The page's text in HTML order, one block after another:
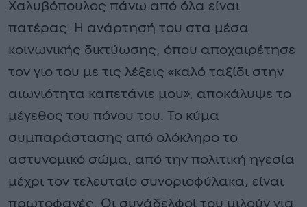
Χαλυβόπουλος πάνω από όλα είναι
πατέρας. Η ανάρτησή του στα μέσα
κοινωνικής δικτύωσης, όπου αποχαιρέτησε
τον γιο του με τις λέξεις «καλό ταξίδι στην
αιωνιότητα καπετάνιε μου», αποκάλυψε το
μέγεθος του πόνου του. Το κύμα
συμπαράστασης από ολόκληρο το
αστυνομικό σώμα, από την πολιτική ηγεσία
μέχρι τον τελευταίο συνοριοφύλακα, είναι
πρωτοφανές. Οι συνάδελφοί του μιλούν για